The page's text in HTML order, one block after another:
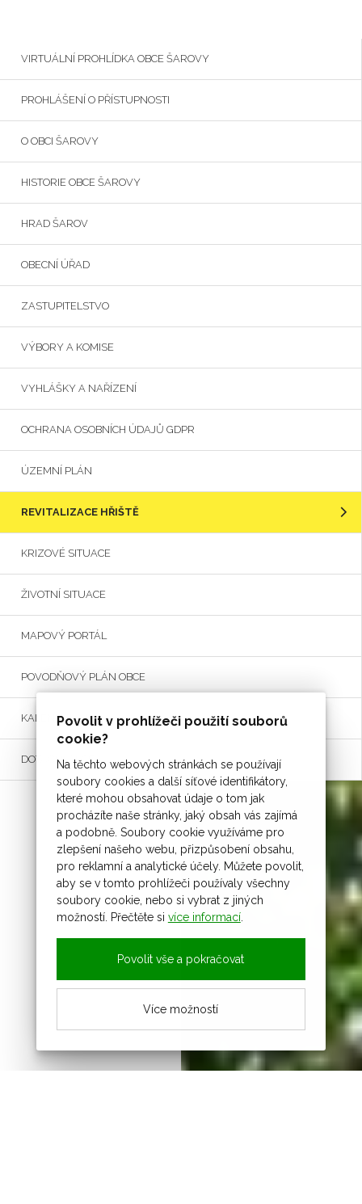
Povolit v prohlížeči použití souborů
cookie?
Na těchto webových stránkách se používají
soubory cookies a další síťové identifikátory,
které mohou obsahovat údaje o tom jak
procházíte naše stránky, jaký obsah vás zajímá
a podobně. Soubory cookie využíváme pro
zlepšení našeho webu, přizpůsobení obsahu,
pro reklamní a analytické účely. Můžete povolit,
aby se v tomto prohlížeči používaly všechny
soubory cookie, nebo si vybrat z jiných
možností. Přečtěte si více informací.
Povolit vše a pokračovat
Více možností
VIRTUÁLNÍ PROHLÍDKA OBCE ŠAROVY
PROHLÁŠENÍ O PŘÍSTUPNOSTI
O OBCI ŠAROVY
HISTORIE OBCE ŠAROVY
HRAD ŠAROV
OBECNÍ ÚŘAD
ZASTUPITELSTVO
VÝBORY A KOMISE
VYHLÁŠKY A NAŘÍZENÍ
OCHRANA OSOBNÍCH ÚDAJŮ GDPR
ÚZEMNÍ PLÁN
REVITALIZACE HŘIŠTĚ
KRIZOVÉ SITUACE
ŽIVOTNÍ SITUACE
MAPOVÝ PORTÁL
POVODŇOVÝ PLÁN OBCE
KALENDÁŘ AKCÍ
DOTAČNÍ AKCE